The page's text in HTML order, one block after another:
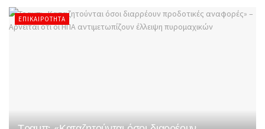
ΕΠΙΚΑΙΡΌΤΗΤΑ